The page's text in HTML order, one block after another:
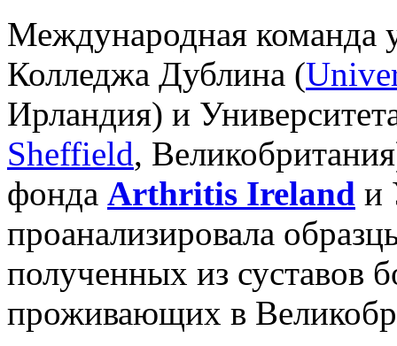
Международная команда
Колледжа Дублина (
Ирландия) и
Sheffield,
фонда Arthritis Ireland и
проанализировала
полученных из суставов
проживающих в